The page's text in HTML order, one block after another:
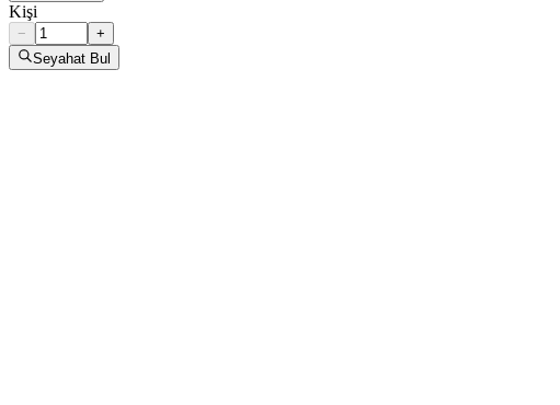
Kişi
−
+
Seyahat Bul